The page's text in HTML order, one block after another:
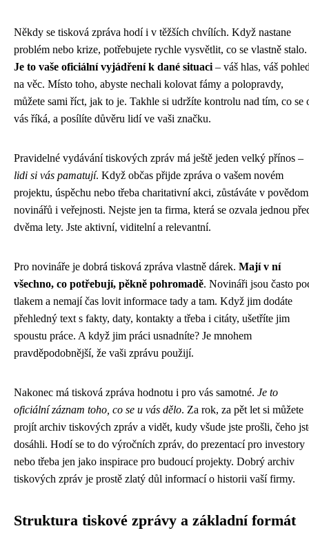
Někdy se tisková zpráva hodí i v těžších chvílích. Když nastane
problém nebo krize, potřebujete rychle vysvětlit, co se vlastně stalo.
Je to vaše oficiální vyjádření k dané situaci – váš hlas, váš
na věc. Místo toho, abyste nechali kolovat fámy a polopravdy,
můžete sami říct, jak to je. Takhle si udržíte kontrolu nad tím, co se
vás říká, a posílíte důvěru lidí ve vaši značku.
Pravidelné vydávání tiskových zpráv má ještě jeden velký přínos –
lidi si vás pamatují. Když občas přijde zpráva o vašem novém
projektu, úspěchu nebo třeba charitativní akci, zůstáváte v
novinářů i veřejnosti. Nejste jen ta firma, která se ozvala jednou
dvěma lety. Jste aktivní, viditelní a relevantní.
Pro novináře je dobrá tisková zpráva vlastně dárek. Mají v ní
všechno, co potřebují, pěkně pohromadě. Novináři jsou často
tlakem a nemají čas lovit informace tady a tam. Když jim dodáte
přehledný text s fakty, daty, kontakty a třeba i citáty, ušetříte jim
spoustu práce. A když jim práci usnadníte? Je mnohem
pravděpodobnější, že vaši zprávu použijí.
Nakonec má tisková zpráva hodnotu i pro vás samotné. Je to
oficiální záznam toho, co se u vás dělo. Za rok, za pět let si můžete
projít archiv tiskových zpráv a vidět, kudy všude jste prošli, čeho
dosáhli. Hodí se to do výročních zpráv, do prezentací pro investory
nebo třeba jen jako inspirace pro budoucí projekty. Dobrý archiv
tiskových zpráv je prostě zlatý důl informací o historii vaší firmy.
Struktura tiskové zprávy a základní formát